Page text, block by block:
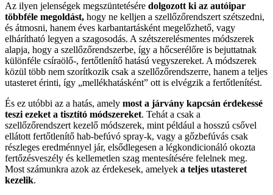
Az ilyen jelenségek megszüntetésére dolgozott ki az autóipar
többféle megoldást, hogy ne kelljen a szellőzőrendszert szétszedni,
és átmosni, hanem éves karbantartásként megelőzhető, vagy
elhárítható legyen a szagosodás. A szétszerelésmentes módszerek
alapja, hogy a szellőzőrendszerbe, így a hőcserélőre is bejuttatnak
különféle csíraölő-, fertőtlenítő hatású vegyszereket. A módszerek
közül több nem szorítkozik csak a szellőzőrendszerre, hanem a teljes
utasteret érinti, így „mellékhatásként” ott is elvégzik a fertőtlenítést.
És ez utóbbi az a hatás, amely most a járvány kapcsán érdekessé
teszi ezeket a tisztító módszereket. Tehát a csak a
szellőzőrendszert kezelő módszerek, mint például a hosszú csővel
ellátott fertőtlenítő hab-befúvó spray-k, vagy a gőzbefúvás csak
részleges eredménnyel jár, elsődlegesen a légkondicionáló okozta
fertőzésveszély és kellemetlen szag mentesítésére felelnek meg.
Most számunkra azok az érdekesek, amelyek a teljes utasteret
kezelik.